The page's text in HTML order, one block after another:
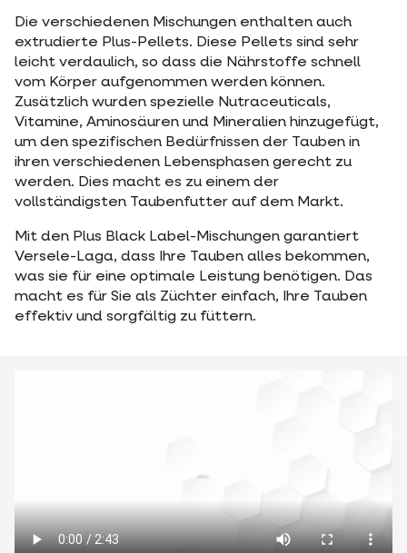
Die verschiedenen Mischungen enthalten auch
extrudierte Plus-Pellets. Diese Pellets sind sehr
leicht verdaulich, so dass die Nährstoffe schnell
vom Körper aufgenommen werden können.
Zusätzlich wurden spezielle Nutraceuticals,
Vitamine, Aminosäuren und Mineralien hinzugefügt,
um den spezifischen Bedürfnissen der Tauben in
ihren verschiedenen Lebensphasen gerecht zu
werden. Dies macht es zu einem der
vollständigsten Taubenfutter auf dem Markt.
Mit den Plus Black Label-Mischungen garantiert
Versele-Laga, dass Ihre Tauben alles bekommen,
was sie für eine optimale Leistung benötigen. Das
macht es für Sie als Züchter einfach, Ihre Tauben
effektiv und sorgfältig zu füttern.